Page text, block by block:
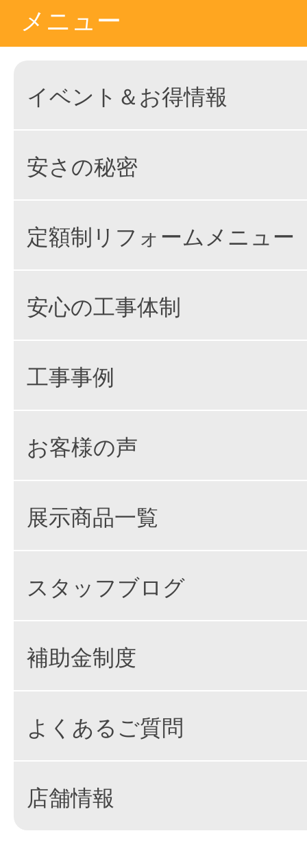
メニュー
イベント＆お得情報
安さの秘密
定額制リフォームメニュー
安心の工事体制
工事事例
お客様の声
展示商品一覧
スタッフブログ
補助金制度
よくあるご質問
店舗情報